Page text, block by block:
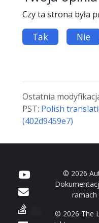
Czy ta strona była
Tak Nie
Ostatnia
PST: Polish
(402d9459e7)
© 2026
© 2026 The